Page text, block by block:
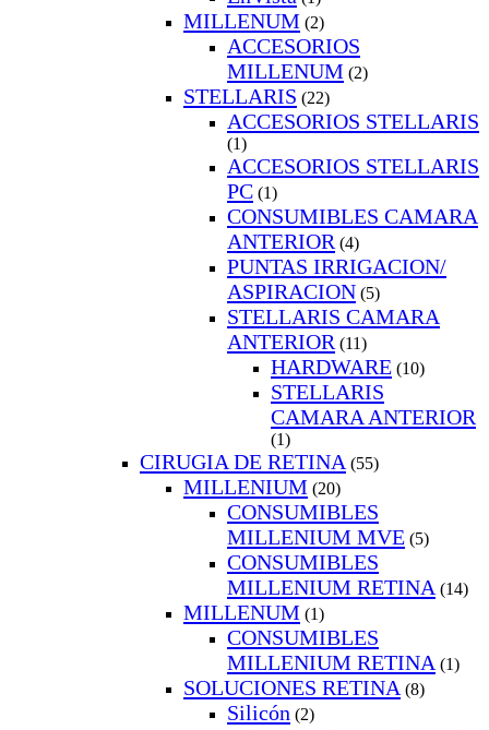
MILLENUM (2)
ACCESORIOS
MILLENUM (2)
STELLARIS (22)
ACCESORIOS STELLARIS
(1)
ACCESORIOS STELLARIS
PC (1)
CONSUMIBLES CAMARA
ANTERIOR (4)
PUNTAS IRRIGACION/
ASPIRACION (5)
STELLARIS CAMARA
ANTERIOR (11)
HARDWARE (10)
STELLARIS
CAMARA ANTERIOR
(1)
CIRUGIA DE RETINA (55)
MILLENIUM (20)
CONSUMIBLES
MILLENIUM MVE (5)
CONSUMIBLES
MILLENIUM RETINA (14)
MILLENUM (1)
CONSUMIBLES
MILLENIUM RETINA (1)
SOLUCIONES RETINA (8)
Silicón (2)